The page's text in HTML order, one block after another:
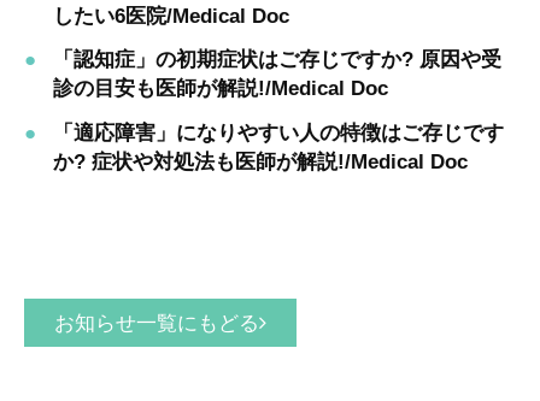
したい6医院/Medical Doc
「認知症」の初期症状はご存じですか? 原因や受
診の目安も医師が解説!/Medical Doc
「適応障害」になりやすい人の特徴はご存じです
か? 症状や対処法も医師が解説!/Medical Doc
お知らせ一覧にもどる